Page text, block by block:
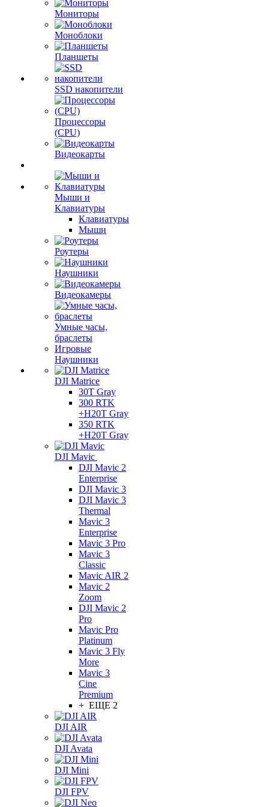
Мониторы
Моноблоки
Планшеты
SSD накопители
Процессоры
(CPU)
Видеокарты
Мыши и
Клавиатуры
Клавиатуры
Мыши
Роутеры
Наушники
Видеокамеры
Умные часы,
браслеты
Игровые
Наушники
DJI Matrice
30T Gray
300 RTK
+H20T Gray
350 RTK
+H20T Gray
DJI Mavic
DJI Mavic 2
Enterprise
DJI Mavic 3
DJI Mavic 3
Thermal
Mavic 3
Enterprise
Mavic 3 Pro
Mavic 3
Сlassic
Mavic AIR 2
Mavic 2
Zoom
DJI Mavic 2
Pro
Mavic Pro
Platinum
Mavic 3 Fly
More
Mavic 3
Cine
Premium
+ ЕЩЕ 2
DJI AIR
DJI Avata
DJI Mini
DJI FPV